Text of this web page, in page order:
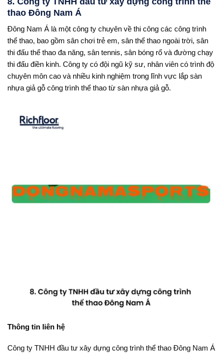
thao Đông Nam Á
Đông Nam Á là một công ty chuyên về thi công các công trình
thể thao, bao gồm sân chơi trẻ em, sân thể thao ngoài trời, sân
thi đấu thể thao đa năng, sân tennis, sân bóng rổ và đường chạy
thi đấu điền kinh. Công ty có đội ngũ kỹ sư, nhân viên có trình độ
chuyên môn cao và nhiều kinh nghiệm trong lĩnh vực lắp sàn
nhựa giả gỗ công trình thể thao từ sàn nhựa giả gỗ.
Thông tin liên hệ
Công ty TNHH đầu tư xây dựng công trình thể thao Đông Nam Á